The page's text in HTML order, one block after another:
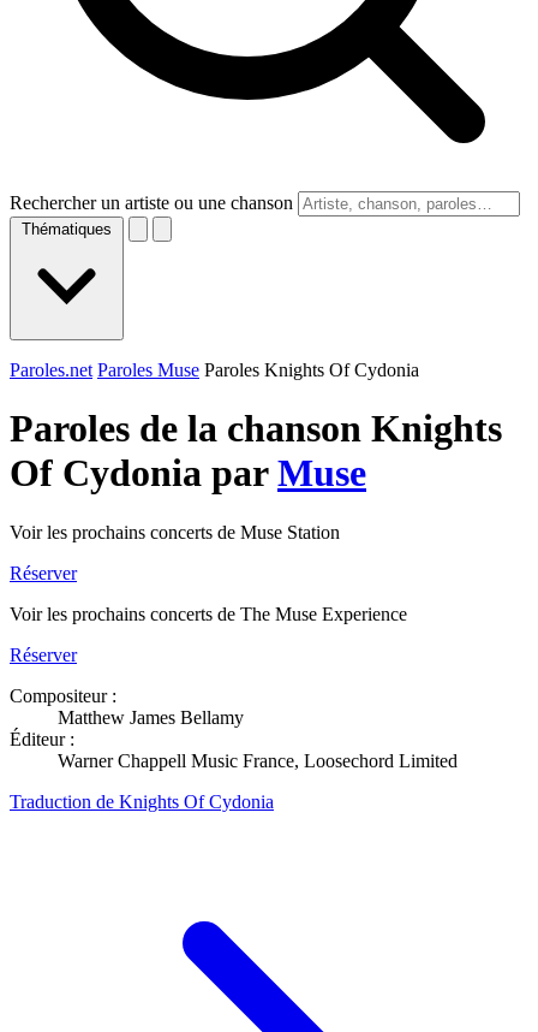
Rechercher un artiste ou une chanson
Thématiques
Paroles.net Paroles Muse Paroles Knights Of Cydonia
Paroles de la chanson Knights
Of Cydonia parMuse
Voir les prochains concerts de Muse Station
Réserver
Voir les prochains concerts de The Muse Experience
Réserver
Compositeur :
Matthew James Bellamy
Éditeur :
Warner Chappell Music France, Loosechord Limited
Traduction de Knights Of Cydonia